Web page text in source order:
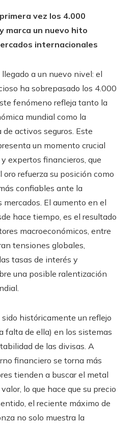
vez los 4.000
marca un nuevo hito
internacionales
a un nuevo nivel: el
ha sobrepasado los 4.000
fenómeno refleja tanto la
mundial como la
activos seguros. Este
un momento crucial
expertos financieros, que
refuerza su posición como
confiables ante la
El aumento en el
hace tiempo, es el resultado
macroeconómicos, entre
tensiones globales,
tasas de interés y
una posible ralentización
históricamente un reflejo
falta de ella) en los sistemas
de las divisas. A
financiero se torna más
tienden a buscar el metal
lo que hace que su precio
el reciente máximo de
no solo muestra la